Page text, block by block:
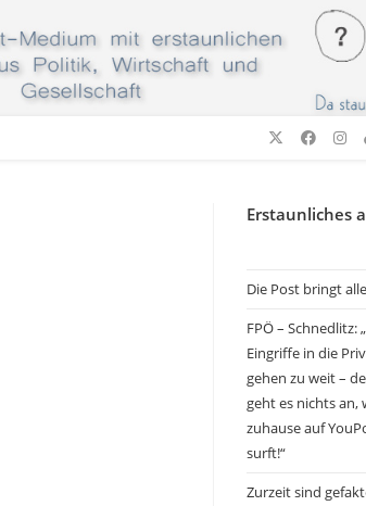
Erstaunliches
Die Post bringt
FPÖ – Schnedlitz:
Eingriffe in die
gehen zu weit –
geht es nichts an,
zuhause auf
surft!“
Zurzeit sind